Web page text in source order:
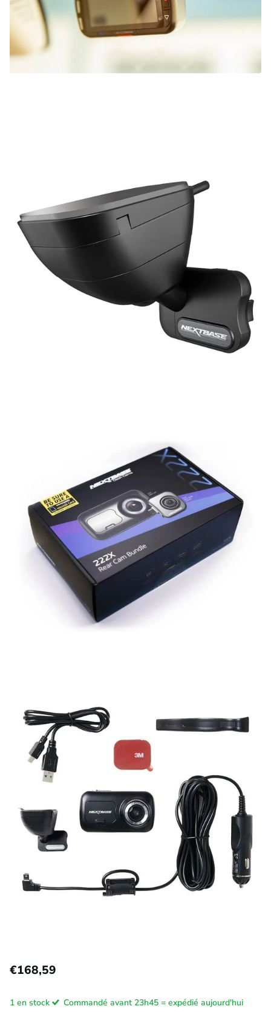
€168,59
1 en stock Commandé avant 23h45 = expédié aujourd'hui